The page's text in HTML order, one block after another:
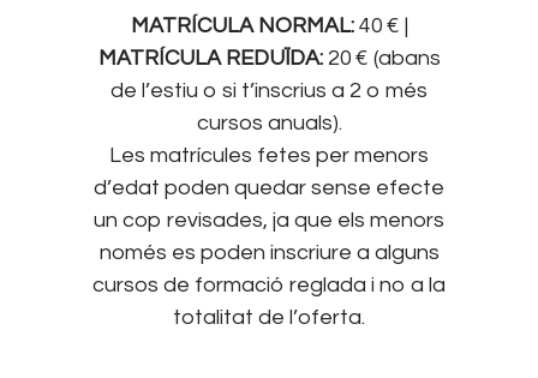
MATRÍCULA NORMAL:40 € |
MATRÍCULA REDUÏDA:20 € (abans
de l’estiu o si t’inscrius a 2 o més
cursos anuals).
Les matrícules fetes per menors
d’edat poden quedar sense efecte
un cop revisades, ja que els menors
només es poden inscriure a alguns
cursos de formació reglada i no a la
totalitat de l’oferta.